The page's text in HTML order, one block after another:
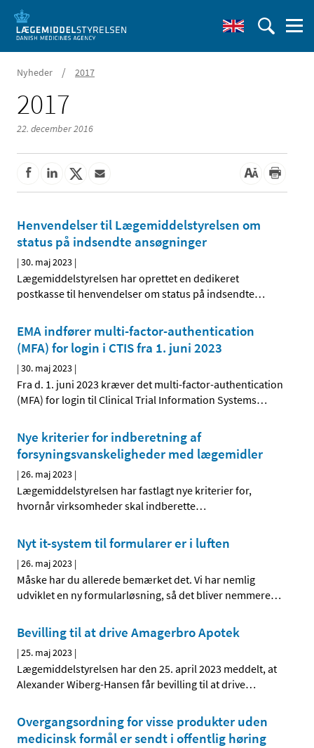
Nyheder / 2017
2017
22. december 2016
Henvendelser til Lægemiddelstyrelsen om
status på indsendte ansøgninger
|30. maj 2023 |
Lægemiddelstyrelsen har oprettet en dedikeret
postkasse til henvendelser om status på indsendte…
EMA indfører multi-factor-authentication
(MFA) for login i CTIS fra 1. juni 2023
|30. maj 2023 |
Fra d. 1. juni 2023 kræver det multi-factor-authentication
(MFA) for login til Clinical Trial Information Systems…
Nye kriterier for indberetning af
forsyningsvanskeligheder med lægemidler
|26. maj 2023 |
Lægemiddelstyrelsen har fastlagt nye kriterier for,
hvornår virksomheder skal indberette…
Nyt it-system til formularer er i luften
|26. maj 2023 |
Måske har du allerede bemærket det. Vi har nemlig
udviklet en ny formularløsning, så det bliver nemmere…
Bevilling til at drive Amagerbro Apotek
|25. maj 2023 |
Lægemiddelstyrelsen har den 25. april 2023 meddelt, at
Alexander Wiberg-Hansen får bevilling til at drive…
Overgangsordning for visse produkter uden
medicinsk formål er sendt i offentlig høring